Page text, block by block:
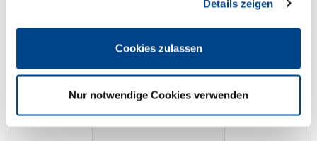
Details zeigen
Cookies zulassen
Nur notwendige Cookies verwenden
✅ Große Auswahl an Software-Schnittstellen zu Gastro-